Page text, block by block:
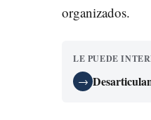
organizados.
LE PUEDE
→